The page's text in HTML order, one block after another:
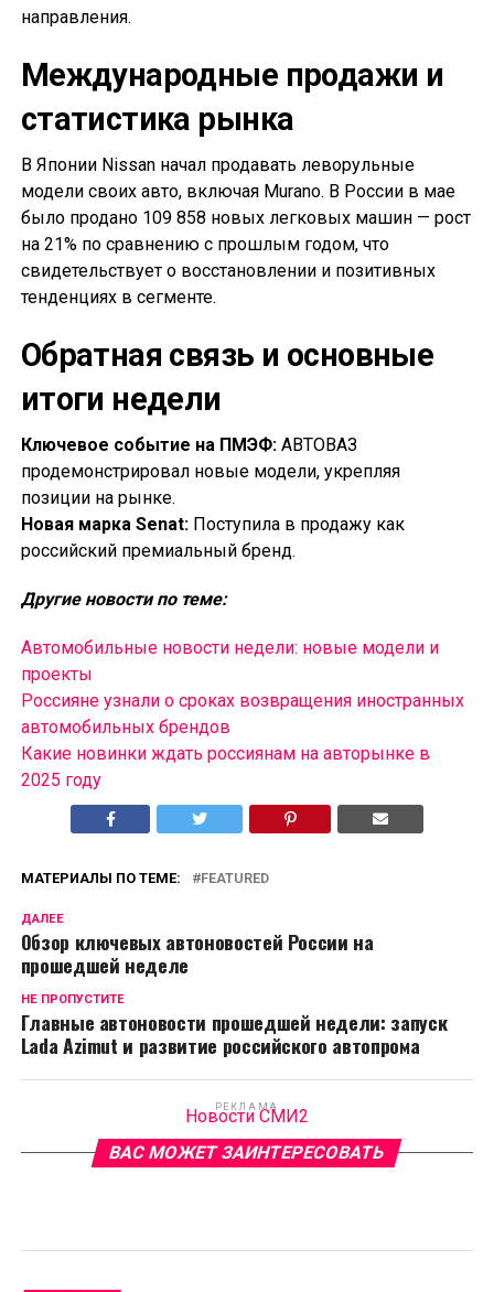
направления.
Международные продажи и
статистика рынка
В Японии Nissan начал продавать леворульные
модели своих авто, включая Murano. В России в мае
было продано 109 858 новых легковых машин — рост
на 21% по сравнению с прошлым годом, что
свидетельствует о восстановлении и позитивных
тенденциях в сегменте.
Обратная связь и основные
итоги недели
Ключевое событие на ПМЭФ:АВТОВАЗ
продемонстрировал новые модели, укрепляя
позиции на рынке.
Новая марка Senat:Поступила в продажу как
российский премиальный бренд.
Другие новости по теме:
Автомобильные новости недели: новые модели и
проекты
Россияне узнали о сроках возвращения иностранных
автомобильных брендов
Какие новинки ждать россиянам на авторынке в
2025 году
МАТЕРИАЛЫ ПО ТЕМЕ: FEATURED
ДАЛЕЕ
Обзор ключевых автоновостей России на
прошедшей неделе
НЕ ПРОПУСТИТЕ
Главные автоновости прошедшей недели: запуск
Lada Azimut и развитие российского автопрома
РЕКЛАМА
Новости СМИ2
ВАС МОЖЕТ ЗАИНТЕРЕСОВАТЬ